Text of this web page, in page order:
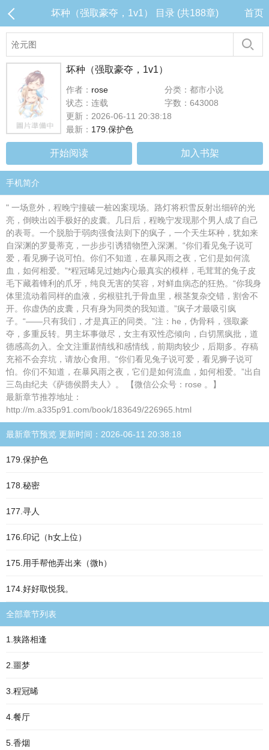
坏种（强取豪夺，1v1） 目录 (共188章) 首页
坏种（强取豪夺，1v1）
作者： rose
分类：都市小说
状态：连载
字数：643008
更新：2026-06-11 20:38:18
最新： 179.保护色
开始阅读 加入书架
手机简介
" 一场意外，程晚宁撞破一桩凶案现场。路灯将积雪反射出细碎的光
亮，倒映出凶手极好的皮囊。几日后，程晚宁发现那个男人成了自己
的表哥。一个脱胎于弱肉强食法则下的疯子，一个天生坏种，犹如来
自深渊的罗曼蒂克，一步步引诱猎物堕入深渊。“你们看见兔子说可
爱，看见狮子说可怕。你们不知道，在暴风雨之夜，它们是如何流
血，如何相爱。”*程冠晞见过她内心最真实的模样，毛茸茸的兔子皮
毛下藏着锋利的爪牙，纯良无害的笑容，对鲜血病态的狂热。“你我身
体里流动着同样的血液，劣根驻扎于骨血里，根茎复杂交错，割舍不
开。你虚伪的皮囊，只有身为同类的我知道。”疯子才最吸引疯
子。“——只有我们，才是真正的同类。”注：he，伪骨科，强取豪
夺，多重反转。男主坏事做尽，女主有双性恋倾向，白切黑疯批，道
德感高勿入。全文注重剧情线和感情线，前期肉较少，后期多。存稿
充裕不会弃坑，请放心食用。“你们看见兔子说可爱，看见狮子说可
怕。你们不知道，在暴风雨之夜，它们是如何流血，如何相爱。”出自
三岛由纪夫《萨德侯爵夫人》。 【微信公众号：rose 。】
最新章节推荐地址：
http://m.a335p91.com/book/183649/226965.html
最新章节预览 更新时间：2026-06-11 20:38:18
179.保护色
178.秘密
177.寻人
176.印记（h女上位）
175.用手帮他弄出来（微h）
174.好好取悦我。
全部章节列表
1.狭路相逢
2.噩梦
3.程冠晞
4.餐厅
5.香烟